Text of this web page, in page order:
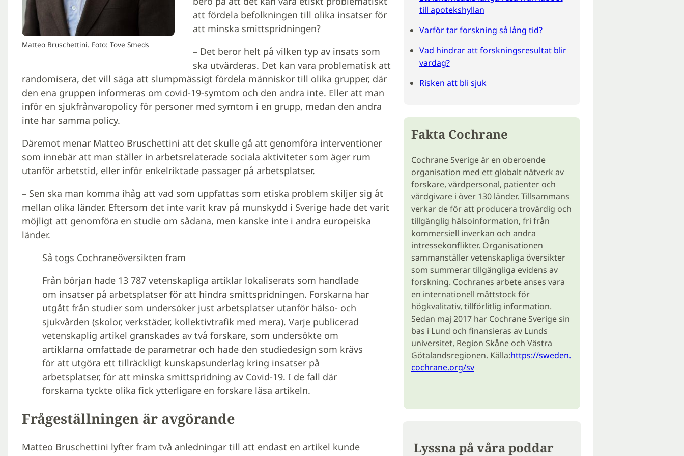
Matteo Bruschettini. Foto: Tove Smeds
att fördela befolkningen till olika insatser för
att minska smittspridningen?
– Det beror helt på vilken typ av insats som
ska utvärderas. Det kan vara problematisk att
randomisera, det vill säga att slumpmässigt fördela människor till olika grupper, där
den ena gruppen informeras om covid-19-symtom och den andra inte. Eller att man
inför en sjukfrånvaropolicy för personer med symtom i en grupp, medan den andra
inte har samma policy.
Däremot menar Matteo Bruschettini att det skulle gå att genomföra interventioner
som innebär att man ställer in arbetsrelaterade sociala aktiviteter som äger rum
utanför arbetstid, eller inför enkelriktade passager på arbetsplatser.
– Sen ska man komma ihåg att vad som uppfattas som etiska problem skiljer sig åt
mellan olika länder. Eftersom det inte varit krav på munskydd i Sverige hade det varit
möjligt att genomföra en studie om sådana, men kanske inte i andra europeiska
länder.
Så togs Cochraneöversikten fram
Från början hade 13 787 vetenskapliga artiklar lokaliserats som handlade
om insatser på arbetsplatser för att hindra smittspridningen. Forskarna har
utgått från studier som undersöker just arbetsplatser utanför hälso- och
sjukvården (skolor, verkstäder, kollektivtrafik med mera). Varje publicerad
vetenskaplig artikel granskades av två forskare, som undersökte om
artiklarna omfattade de parametrar och hade den studiedesign som krävs
för att utgöra ett tillräckligt kunskapsunderlag kring insatser på
arbetsplatser, för att minska smittspridning av Covid-19. I de fall där
forskarna tyckte olika fick ytterligare en forskare läsa artikeln.
Frågeställningen är avgörande
Matteo Bruschettini lyfter fram två anledningar till att endast en artikel kunde
till apotekshyllan
Varför tar forskning så lång tid?
Vad hindrar att forskningsresultat blir
vardag?
Risken att bli sjuk
Fakta Cochrane
Cochrane Sverige är en oberoende
organisation med ett globalt nätverk av
forskare, vårdpersonal, patienter och
vårdgivare i över 130 länder. Tillsammans
verkar de för att producera trovärdig och
tillgänglig hälsoinformation, fri från
kommersiell inverkan och andra
intressekonflikter. Organisationen
sammanställer vetenskapliga översikter
som summerar tillgängliga evidens av
forskning. Cochranes arbete anses vara
en internationell måttstock för
högkvalitativ, tillförlitlig information.
Sedan maj 2017 har Cochrane Sverige sin
bas i Lund och finansieras av Lunds
universitet, Region Skåne och Västra
Götalandsregionen. Källa:https://sweden.
cochrane.org/sv
Lyssna på våra poddar